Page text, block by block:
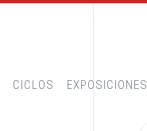
CICLOS EXPOSICIONES